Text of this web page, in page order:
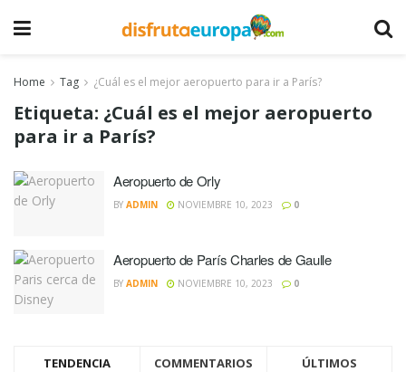
Home Tag ¿Cuál es el mejor aeropuerto para ir a París?
Etiqueta: ¿Cuál es el mejor aeropuerto
para ir a París?
Aeropuerto de Orly
BY ADMIN NOVIEMBRE 10, 2023 0
Aeropuerto de París Charles de Gaulle
BY ADMIN NOVIEMBRE 10, 2023 0
TENDENCIA COMMENTARIOS ÚLTIMOS